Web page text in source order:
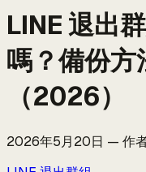
LINE 退出
嗎？備份方
（2026）
2026年5月20日 — 作